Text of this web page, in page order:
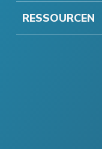
RESSOURCEN